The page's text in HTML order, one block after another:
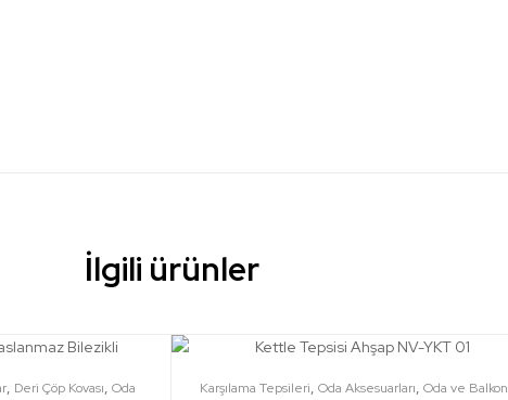
İlgili ürünler
, Deri Çöp Kovası, Oda
Karşılama Tepsileri, Oda Aksesuarları, Oda ve Balkon